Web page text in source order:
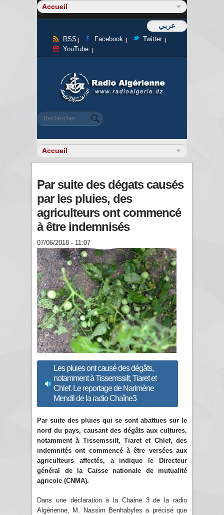
عربي
RSS Facebook
Twitter
YouTube
Formulaire de recherche
Rechercher
Par suite des dégats causés
par les pluies, des
agriculteurs ont commencé
à être indemnisés
07/06/2018 - 11:07
Les pluies ont causé des dégâts,
notamment à Tissemssilt, Tiaret et
Chlef. Le reportage de Narimène
Mendil de la radio Chaîne3
Par suite des pluies qui se sont abattues sur le
nord du pays, causant des dégâts aux cultures,
notamment à Tissemssilt, Tiaret et Chlef, des
indemnités ont commencé à être versées aux
agriculteurs affectés, a indique le Directeur
général de la Caisse nationale de mutualité
agricole (CNMA).
Dans une déclaration à la Chaine 3 de la radio
Algérienne, M. Nassim Benhabyles a précisé que